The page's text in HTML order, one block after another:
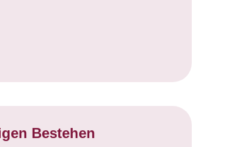
Bestehen